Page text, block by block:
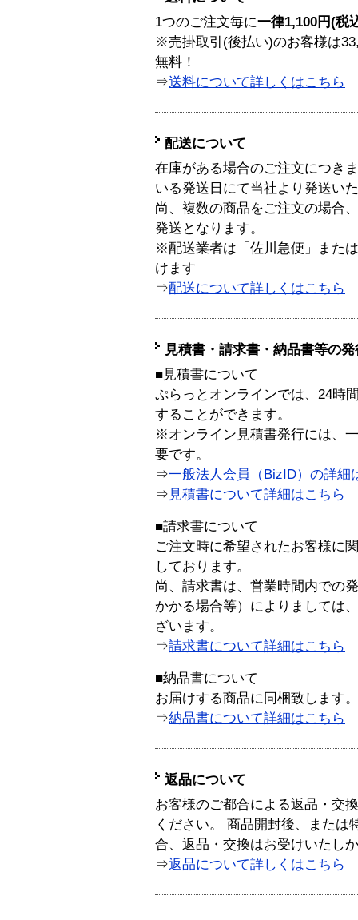
1つのご注文毎に一律1,100円(税
※売掛取引(後払い)のお客様は
無料！
⇒送料について詳しくはこちら
配送について
在庫がある場合のご注文につき
いる発送日にて当社より発送い
尚、複数の商品をご注文の場合
発送となります。
※配送業者は「佐川急便」また
けます
⇒配送について詳しくはこちら
見積書・請求書・納品書等の
■見積書について
ぷらっとオンラインでは、24時
することができます。
※オンライン見積書発行には、
要です。
⇒一般法人会員（BizID）の詳細
⇒ 見積書について詳細はこちら
■請求書について
ご注文時に希望されたお客様に
しております。
尚、請求書は、営業時間内での
かかる場合等）によりましては
ざいます。
⇒請求書について詳細はこちら
■納品書について
お届けする商品に同梱致します。
⇒納品書について詳細はこちら
返品について
お客様のご都合による返品・交
ください。 商品開封後、または
合、返品・交換はお受けいたし
⇒返品について詳しくはこちら